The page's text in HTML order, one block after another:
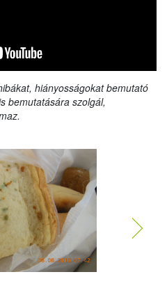
hiányosságokat bemutató
bemutatására szolgál,